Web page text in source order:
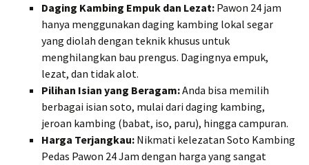
Daging Kambing Empuk dan Lezat: Pawon 24 jam
hanya menggunakan daging kambing lokal segar
yang diolah dengan teknik khusus untuk
menghilangkan bau prengus. Dagingnya empuk,
lezat, dan tidak alot.
Pilihan Isian yang Beragam:Anda bisa memilih
berbagai isian soto, mulai dari daging kambing,
jeroan kambing (babat, iso, paru), hingga campuran.
Harga Terjangkau: Nikmati kelezatan Soto Kambing
Pedas Pawon 24 Jam dengan harga yang sangat